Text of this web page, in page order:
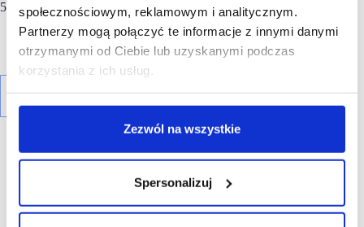
społecznościowym, reklamowym i analitycznym.
Partnerzy mogą połączyć te informacje z innymi danymi
otrzymanymi od Ciebie lub uzyskanymi podczas
korzystania z ich usług.
Zezwól na wszystkie
Spersonalizuj
500 000 osób.
R E K L A M A